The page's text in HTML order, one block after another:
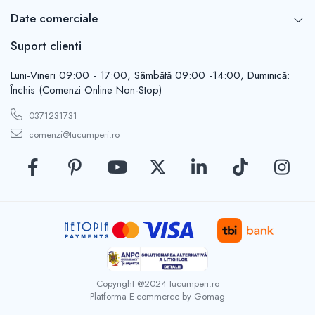
Carlige
Cuie tapiterie
Cuiere
Dibluri
Distantieri
Filiere
Manere mobiler & lazi
Date comerciale
Suport clienti
Luni-Vineri 09:00 - 17:00, Sâmbătă 09:00 -14:00, Duminică:
Închis (Comenzi Online Non-Stop)
0371231731
comenzi@tucumperi.ro
Copyright @2024 tucumperi.ro
Platforma E-commerce by Gomag